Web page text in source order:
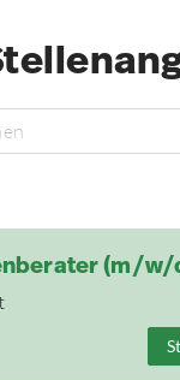
(m/w/